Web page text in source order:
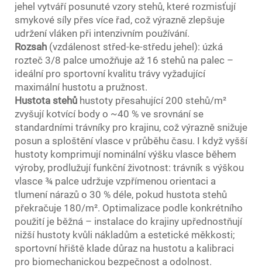
jehel vytváří posunuté vzory stehů, které rozmisťují
smykové síly přes více řad, což výrazně zlepšuje
udržení vláken při intenzivním používání.
Rozsah (vzdálenost střed-ke-středu jehel): úzká
rozteč 3/8 palce umožňuje až 16 stehů na palec –
ideální pro sportovní kvalitu trávy vyžadující
maximální hustotu a pružnost.
Hustota stehů hustoty přesahující 200 stehů/m²
zvyšují kotvící body o ~40 % ve srovnání se
standardními trávníky pro krajinu, což výrazně snižuje
posun a sploštění vlasce v průběhu času. I když vyšší
hustoty komprimují nominální výšku vlasce během
výroby, prodlužují funkční životnost: trávník s výškou
vlasce ¾ palce udržuje vzpřímenou orientaci a
tlumení nárazů o 30 % déle, pokud hustota stehů
překračuje 180/m². Optimalizace podle konkrétního
použití je běžná – instalace do krajiny upřednostňují
nižší hustoty kvůli nákladům a estetické měkkosti;
sportovní hřiště klade důraz na hustotu a kalibraci
pro biomechanickou bezpečnost a odolnost.